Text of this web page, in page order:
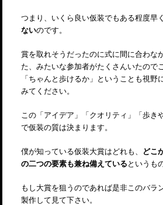
つまり、いくら良い仮装でもある程度早く
ないのです。
賞を取れそうだったのに式に間に合わな
た、みたいな参加者がたくさんいたので
「ちゃんと歩けるか」ということも視野
みてください。
この「アイデア」「クオリティ」「歩き
で仮装の質は決まります。
僕が知っている仮装大賞はどれも、
どこ
の二つの要素も兼ね備えているというも
もし大賞を狙うのであれば是非このバラ
製作して見て下さい。